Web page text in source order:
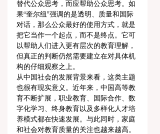
替代公众思考，而应帮助公众思考。如
果“奎尔纽”强调的是透明、质量和国际
对话，那么公众最好的使用方式，就是
把它当作一个起点，而不是终点。它可
以帮助人们进入更有层次的教育理解，
但真正的判断仍然需要建立在对具体机
构的仔细观察之上。
从中国社会的发展背景来看，这类主题
也很有现实意义。近年来，中国高等教
育不断扩展，职业教育、国际合作、数
字化学习、终身教育以及多样化人才培
养模式都在快速发展。与此同时，家庭
和社会对教育质量的关注也越来越高。